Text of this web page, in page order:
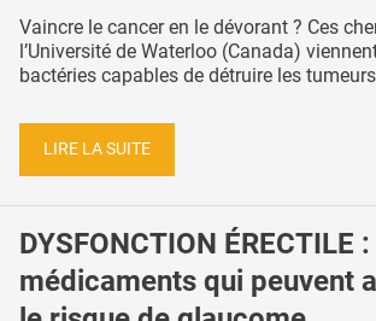
Vaincre le cancer en le dévorant ? Ces
l’Université de Waterloo (Canada)
bactéries capables de détruire les
LIRE LA SUITE
DYSFONCTION ÉRECTILE
médicaments qui peuvent